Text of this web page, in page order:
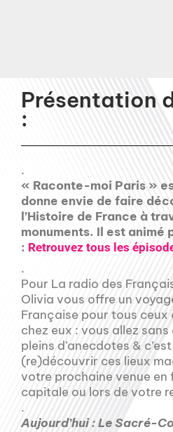
Présentation
:
.
« Raconte-moi Paris »
donne envie de faire
l’Histoire de France à
monuments. Il est animé
: Retrouvez tous les
.
Pour La radio des
Olivia vous offre un
Française pour tous ceux
chez eux : vous allez
pleins d’anecdotes &
(re)découvrir ces lieux
votre prochaine venue en
capitale ou lors de votre
.
Aujourd’hui : Le Sacré-